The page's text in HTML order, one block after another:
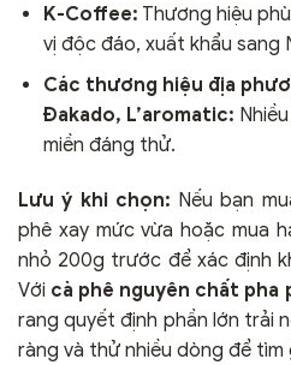
K-Coffee: Thương hiệu
vị độc đáo, xuất khẩu sang
Các thương hiệu địa
Đakado, L’aromatic:
miền đáng thử.
Lưu ý khi chọn: Nếu bạn
phê xay mức vừa hoặc mua
nhỏ 200g trước để xác định
Với cà phê nguyên chất pha
rang quyết định phần lớn trải
ràng và thử nhiều dòng để tìm